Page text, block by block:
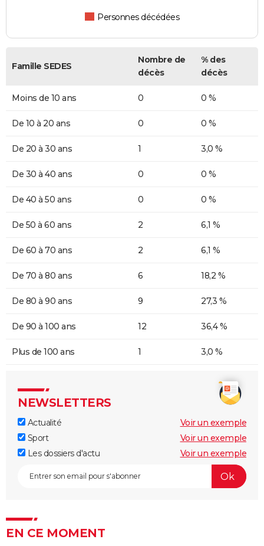
Personnes décédées
Famille SEDES
Nombre de
décès
% des
décès
Moins de 10 ans 0 0 %
De 10 à 20 ans 0 0 %
De 20 à 30 ans 1 3,0 %
De 30 à 40 ans 0 0 %
De 40 à 50 ans 0 0 %
De 50 à 60 ans 2 6,1 %
De 60 à 70 ans 2 6,1 %
De 70 à 80 ans 6 18,2 %
De 80 à 90 ans 9 27,3 %
De 90 à 100 ans 12 36,4 %
Plus de 100 ans 1 3,0 %
NEWSLETTERS
Actualité
Voir un exemple
Sport
Voir un exemple
Les dossiers d'actu
Voir un exemple
EN CE MOMENT